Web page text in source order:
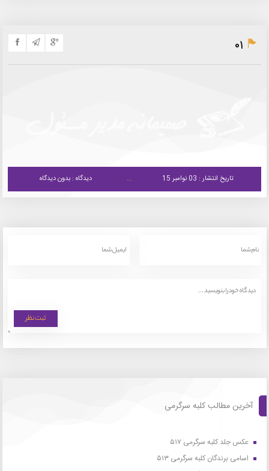
۰۱
تاریخ انتشار : 03 نوامبر 15 دیدگاه : بدون دیدگاه
آخرین مطالب کلبه سرگرمی
عکس جلد کلبه سرگرمی ۵۱۷
اسامی برندگان کلبه سرگرمی ۵۱۳